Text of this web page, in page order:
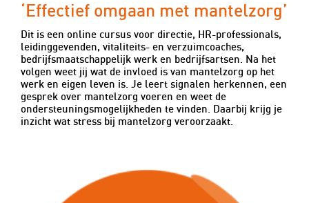
‘Effectief omgaan met mantelzorg’
Dit is een online cursus voor directie, HR-professionals,
leidinggevenden, vitaliteits- en verzuimcoaches,
bedrijfsmaatschappelijk werk en bedrijfsartsen. Na het
volgen weet jij wat de invloed is van mantelzorg op het
werk en eigen leven is. Je leert signalen herkennen, een
gesprek over mantelzorg voeren en weet de
ondersteuningsmogelijkheden te vinden. Daarbij krijg je
inzicht wat stress bij mantelzorg veroorzaakt.